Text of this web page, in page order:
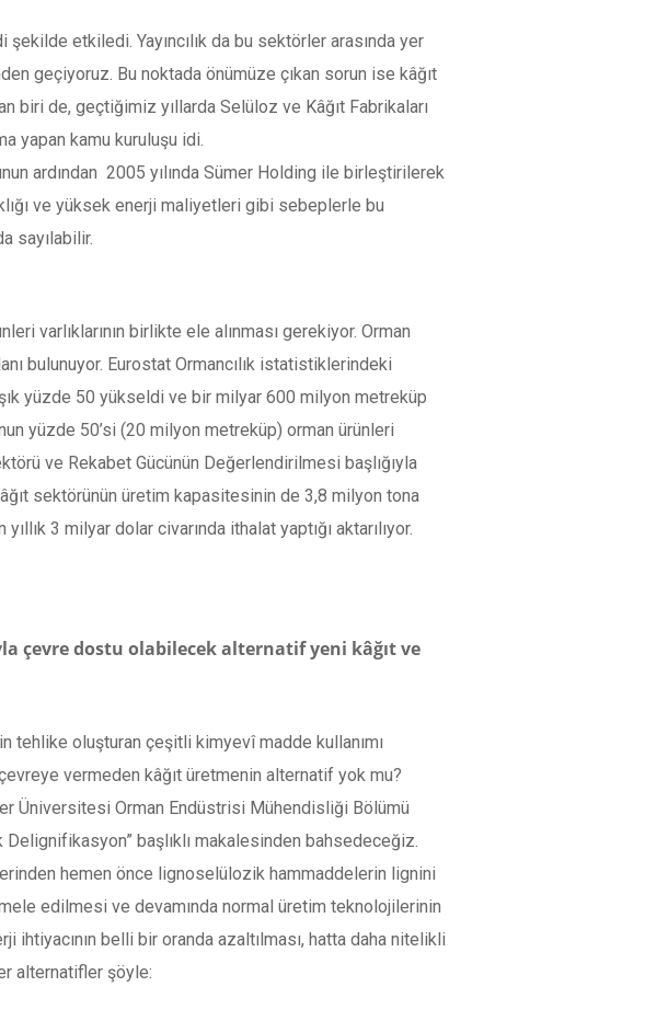
etkiledi. Yayıncılık da bu sektörler arasında yer
geçiyoruz. Bu noktada önümüze çıkan sorun ise kâğıt
biri de, geçtiğimiz yıllarda Selüloz ve Kâğıt Fabrikaları
yapan kamu kuruluşu idi.
ardından 2005 yılında Sümer Holding ile birleştirilerek
ve yüksek enerji maliyetleri gibi sebeplerle bu
sayılabilir.
varlıklarının birlikte ele alınması gerekiyor. Orman
bulunuyor. Eurostat Ormancılık istatistiklerindeki
yüzde 50 yükseldi ve bir milyar 600 milyon metreküp
yüzde 50’si (20 milyon metreküp) orman ürünleri
ve Rekabet Gücünün Değerlendirilmesi başlığıyla
sektörünün üretim kapasitesinin de 3,8 milyon tona
3 milyar dolar civarında ithalat yaptığı aktarılıyor.
çevre dostu olabilecek alternatif yeni kâğıt ve
tehlike oluşturan çeşitli kimyevî madde kullanımı
vermeden kâğıt üretmenin alternatif yok mu?
Üniversitesi Orman Endüstrisi Mühendisliği Bölümü
başlıklı makalesinden bahsedeceğiz.
hemen önce lignoselülozik hammaddelerin lignini
edilmesi ve devamında normal üretim teknolojilerinin
belli bir oranda azaltılması, hatta daha nitelikli
alternatifler şöyle: